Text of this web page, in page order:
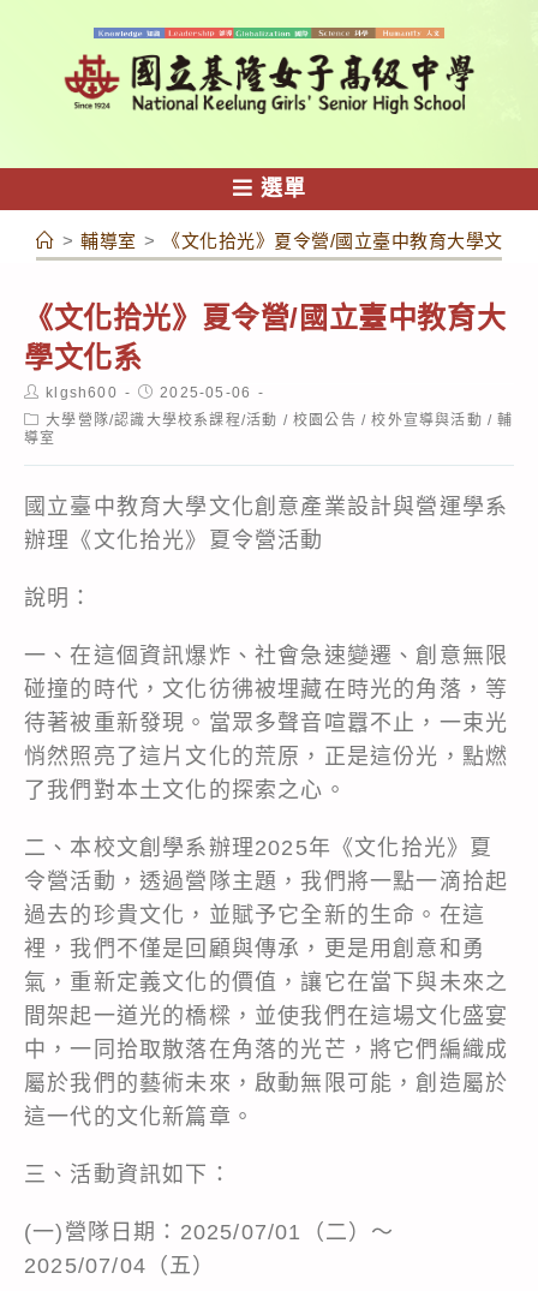
容
選單
> 輔導室 > 《文化拾光》夏令營/國立臺中教育大學文化
《文化拾光》夏令營/國立臺中教育大
學文化系
Post
author:
klgsh600
Post
published:
2025-05-06
Post
category:
大學營隊/認識大學校系課程/活動 / 校園公告 / 校外宣導與活動 / 輔
導室
國立臺中教育大學文化創意產業設計與營運學系
辦理《文化拾光》夏令營活動
說明：
一、在這個資訊爆炸、社會急速變遷、創意無限
碰撞的時代，文化彷彿被埋藏在時光的角落，等
待著被重新發現。當眾多聲音喧囂不止，一束光
悄然照亮了這片文化的荒原，正是這份光，點燃
了我們對本土文化的探索之心。
二、本校文創學系辦理2025年《文化拾光》夏
令營活動，透過營隊主題，我們將一點一滴拾起
過去的珍貴文化，並賦予它全新的生命。在這
裡，我們不僅是回顧與傳承，更是用創意和勇
氣，重新定義文化的價值，讓它在當下與未來之
間架起一道光的橋樑，並使我們在這場文化盛宴
中，一同拾取散落在角落的光芒，將它們編織成
屬於我們的藝術未來，啟動無限可能，創造屬於
這一代的文化新篇章。
三、活動資訊如下：
(一)營隊日期：2025/07/01（二）～
2025/07/04（五）